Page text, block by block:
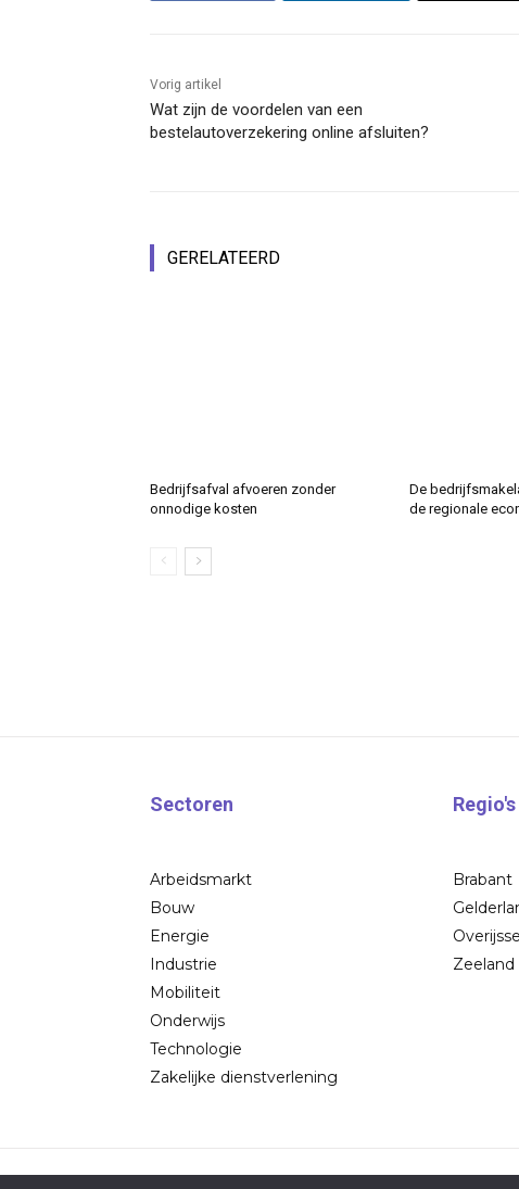
Vorig artikel
Wat zijn de voordelen van een
bestelautoverzekering online afsluiten?
GERELATEERD
Bedrijfsafval afvoeren zonder
onnodige kosten
De
de regionale
Sectoren
Arbeidsmarkt
Bouw
Energie
Industrie
Mobiliteit
Onderwijs
Technologie
Zakelijke dienstverlening
Regio's
Brabant
Zeeland